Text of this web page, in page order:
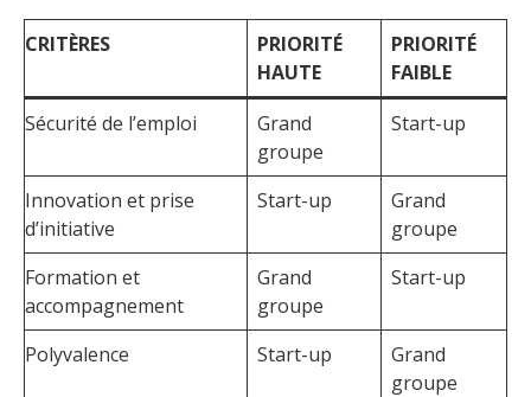
CRITÈRES
PRIORITÉ
HAUTE
PRIORITÉ
FAIBLE
Sécurité de l’emploi
Grand
groupe
Start-up
Innovation et prise
d’initiative
Start-up
Grand
groupe
Formation et
accompagnement
Grand
groupe
Start-up
Polyvalence Start-up
Grand
groupe